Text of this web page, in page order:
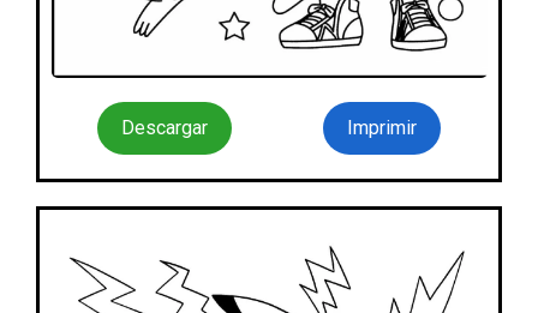
Descargar Imprimir